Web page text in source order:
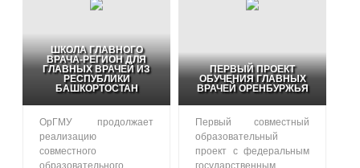
ШКОЛА ГЛАВНОГО
ВРАЧА-РЕГИОН ДЛЯ
ГЛАВНЫХ ВРАЧЕЙ ИЗ
РЕСПУБЛИКИ
БАШКОРТОСТАН
ОрГМУ продолжает
реализацию
совместного
ПЕРВЫЙ ПРОЕКТ
ОБУЧЕНИЯ ГЛАВНЫХ
ВРАЧЕЙ ОРЕНБУРЖЬЯ
Первый совместный
образовательный
проект с федеральным